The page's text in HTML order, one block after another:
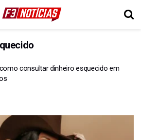
consultar dinheiro esquecido em